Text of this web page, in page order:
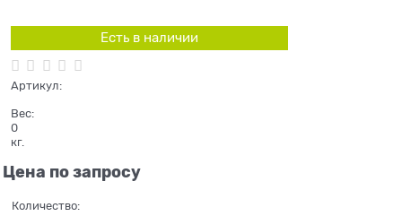
Есть в наличии
Артикул:
Вес:
0
кг.
Цена по запросу
Количество: